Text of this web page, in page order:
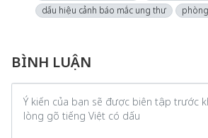
dấu hiệu cảnh báo mắc ung thư
BÌNH LUẬN